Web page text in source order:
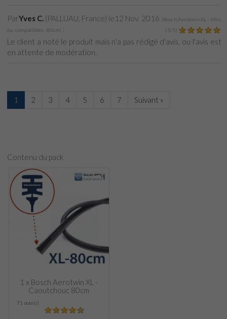
ParYves C. (PALLUAU, France) le12 Nov. 2016 (Bosch Aerotwin XL - Min.
6u. compatibles - 80cm) : ( 5/ 5)
Le client a noté le produit mais n'a pas rédigé d'avis, ou l'avis est
en attente de modération.
1 2 3 4 5 6 7 Suivant »
Contenu du pack
1 x Bosch Aerotwin XL -
Caoutchouc 80cm
71 note(s)